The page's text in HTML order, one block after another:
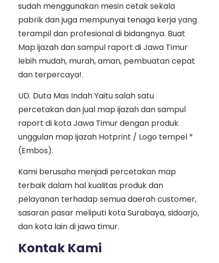
sudah menggunakan mesin cetak sekala
pabrik dan juga mempunyai tenaga kerja yang
terampil dan profesional di bidangnya. Buat
Map ijazah dan sampul raport di Jawa Timur
lebih mudah, murah, aman, pembuatan cepat
dan terpercaya!.
UD. Duta Mas Indah Yaitu salah satu
percetakan dan jual map ijazah dan sampul
raport di kota Jawa Timur dengan produk
unggulan map ijazah Hotprint / Logo tempel *
(Embos).
Kami berusaha menjadi percetakan map
terbaik dalam hal kualitas produk dan
pelayanan terhadap semua daerah customer,
sasaran pasar meliputi kota Surabaya, sidoarjo,
dan kota lain di jawa timur.
Kontak Kami